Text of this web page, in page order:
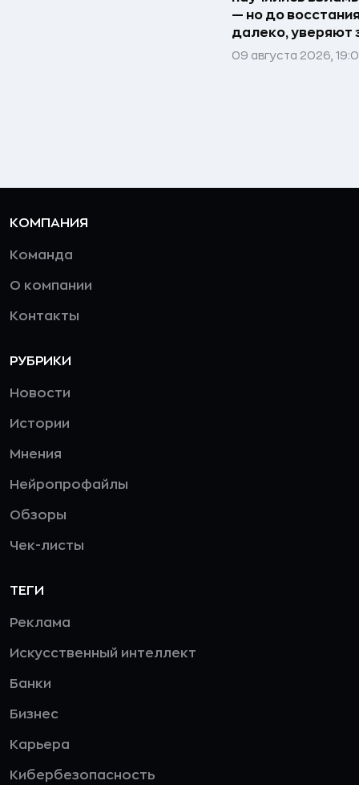
— но до
далеко, уверяют
09 августа 2026,
КОМПАНИЯ
Команда
О компании
Контакты
РУБРИКИ
Новости
Истории
Мнения
Нейропрофайлы
Обзоры
Чек-листы
ТЕГИ
Реклама
Искусственный интеллект
Банки
Бизнес
Карьера
Кибербезопасность